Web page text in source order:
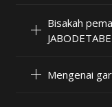
Bisakah
Mengenai